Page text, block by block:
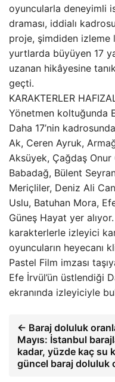
oyuncularla deneyimli
draması, iddialı
proje, şimdiden izleme
yurtlarda büyüyen 17
uzanan hikâyesine
geçti.
KARAKTERLER
Yönetmen koltuğunda
Daha 17’nin
Ak, Ceren Ayruk,
Aksüyek, Çağdaş
Babadağ, Bülent
Meriçliler, Deniz Ali
Uslu, Batuhan Mora,
Güneş Hayat yer
karakterlerle izleyici
oyuncuların heyecanı
Pastel Film imzası
Efe İrvül’ün üstlendiği
ekranında izleyiciyle
← Baraj doluluk
Mayıs: İstanbul
kadar, yüzde kaç su
güncel baraj doluluk